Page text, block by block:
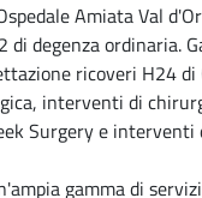
Amiata Val
di degenza ordinaria.
ricoveri H24 di
interventi di
Surgery e interventi
gamma di